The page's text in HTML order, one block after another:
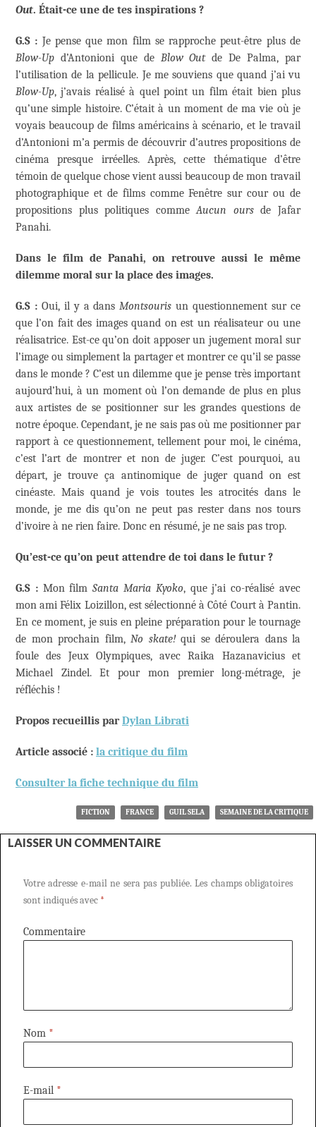
Out. Était-ce une de tes inspirations ?
G.S : Je pense que mon film se rapproche peut-être plus de
Blow-Up d’Antonioni que de Blow Outde De Palma, par
l’utilisation de la pellicule. Je me souviens que quand j’ai vu
Blow-Up, j’avais réalisé à quel point un film était bien plus
qu’une simple histoire. C’était à un moment de ma vie où je
voyais beaucoup de films américains à scénario, et le travail
d’Antonioni m’a permis de découvrir d’autres propositions de
cinéma presque irréelles. Après, cette thématique d’être
témoin de quelque chose vient aussi beaucoup de mon travail
photographique et de films comme Fenêtre sur cour ou de
propositions plus politiques comme Aucun oursde Jafar
Panahi.
Dans le film de Panahi, on retrouve aussi le même
dilemme moral sur la place des images.
G.S :Oui, il y a dans Montsouris un questionnement sur ce
que l’on fait des images quand on est un réalisateur ou une
réalisatrice. Est-ce qu’on doit apposer un jugement moral sur
l’image ou simplement la partager et montrer ce qu’il se passe
dans le monde ? C’est un dilemme que je pense très important
aujourd’hui, à un moment où l’on demande de plus en plus
aux artistes de se positionner sur les grandes questions de
notre époque. Cependant, je ne sais pas où me positionner par
rapport à ce questionnement, tellement pour moi, le cinéma,
c’est l’art de montrer et non de juger. C’est pourquoi, au
départ, je trouve ça antinomique de juger quand on est
cinéaste. Mais quand je vois toutes les atrocités dans le
monde, je me dis qu’on ne peut pas rester dans nos tours
d’ivoire à ne rien faire. Donc en résumé, je ne sais pas trop.
Qu’est-ce qu’on peut attendre de toi dans le futur ?
G.S :Mon filmSanta Maria Kyoko, que j’ai co-réalisé avec
mon ami Félix Loizillon, est sélectionné à Côté Court à Pantin.
En ce moment, je suis en pleine préparation pour le tournage
de mon prochain film, No skate!qui se déroulera dans la
foule des Jeux Olympiques, avec Raika Hazanavicius et
Michael Zindel. Et pour mon premier long-métrage, je
réfléchis !
Propos recueillis par Dylan Librati
Article associé : la critique du film
Consulter la fiche technique du film
FICTION FRANCE GUIL SELA SEMAINE DE LA CRITIQUE
LAISSER UN COMMENTAIRE
Votre adresse e-mail ne sera pas publiée. Les champs obligatoires
sont indiqués avec *
Commentaire
Nom *
E-mail *